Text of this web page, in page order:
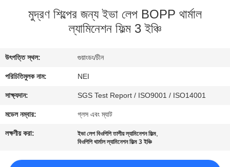
মান
নিয়ন্ত্রণ
যোগাযোগ
মুদ্রণ শিল্পের জন্য ইভা লেপ BOPP থার্মাল
ল্যামিনেশন ফিল্ম 3 ইঞ্চি
উৎপত্তি স্থল: গুয়াংডং/চীন
পরিচিতিমুলক নাম: NEI
সাক্ষ্যদান: SGS Test Report / ISO9001 / ISO14001
মডেল নম্বার: গ্লস এবং ম্যাট
লক্ষণীয় করা: ইভা লেপ বিওপিপি তাপীয় ল্যামিনেশন ফিল্ম,
বিওপিপি থার্মাল ল্যামিনেশন ফিল্ম 3 ইঞ্চি